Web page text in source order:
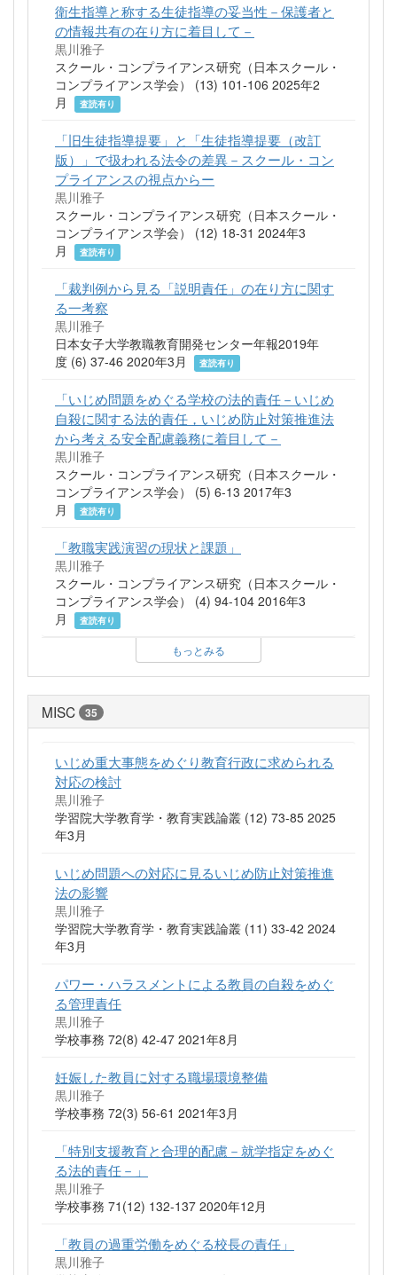
衛生指導と称する生徒指導の妥当性－保護者と
の情報共有の在り方に着目して－
黒川雅子
スクール・コンプライアンス研究（日本スクール・
コンプライアンス学会） (13) 101-106 2025年2
月
査読有り
「旧生徒指導提要」と「生徒指導提要（改訂
版）」で扱われる法令の差異－スクール・コン
プライアンスの視点からー
黒川雅子
スクール・コンプライアンス研究（日本スクール・
コンプライアンス学会） (12) 18-31 2024年3
月
査読有り
「裁判例から見る「説明責任」の在り方に関す
る一考察
黒川雅子
日本女子大学教職教育開発センター年報2019年
度 (6) 37-46 2020年3月
査読有り
「いじめ問題をめぐる学校の法的責任－いじめ
自殺に関する法的責任，いじめ防止対策推進法
から考える安全配慮義務に着目して－
黒川雅子
スクール・コンプライアンス研究（日本スクール・
コンプライアンス学会） (5) 6-13 2017年3
月
査読有り
「教職実践演習の現状と課題」
黒川雅子
スクール・コンプライアンス研究（日本スクール・
コンプライアンス学会） (4) 94-104 2016年3
月
査読有り
もっとみる
MISC 35
いじめ重大事態をめぐり教育行政に求められる
対応の検討
黒川雅子
学習院大学教育学・教育実践論叢 (12) 73-85 2025
年3月
いじめ問題への対応に見るいじめ防止対策推進
法の影響
黒川雅子
学習院大学教育学・教育実践論叢 (11) 33-42 2024
年3月
パワー・ハラスメントによる教員の自殺をめぐ
る管理責任
黒川雅子
学校事務 72(8) 42-47 2021年8月
妊娠した教員に対する職場環境整備
黒川雅子
学校事務 72(3) 56-61 2021年3月
「特別支援教育と合理的配慮－就学指定をめぐ
る法的責任－」
黒川雅子
学校事務 71(12) 132-137 2020年12月
「教員の過重労働をめぐる校長の責任」
黒川雅子